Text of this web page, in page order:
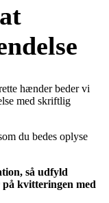
hænder beder vi
med skriftlig
du bedes oplyse
så udfyld
kvitteringen med